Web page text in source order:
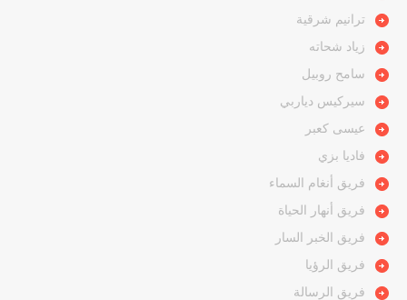
ترانيم شرقية
زياد شحاته
سامح روبيل
سيركيس دياربي
عيسى كعبر
فاديا بزي
فريق أنغام السماء
فريق أنهار الحياة
فريق الخبر السار
فريق الرؤيا
فريق الرسالة